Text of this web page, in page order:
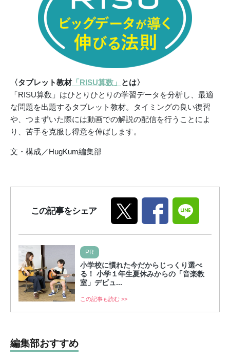
〈タブレット教材「RISU算数」 とは〉
「RISU算数」はひとりひとりの学習データを分析し、最適
な問題を出題するタブレット教材。タイミングの良い復習
や、つまずいた際には動画での解説の配信を行うことによ
り、苦手を克服し得意を伸ばします。
文・構成／HugKum編集部
この記事をシェア
PR
小学校に慣れた今だからじっくり選べ
る！ 小学１年生夏休みからの「音楽教
室」デビュ...
この記事も読む >>
編集部おすすめ